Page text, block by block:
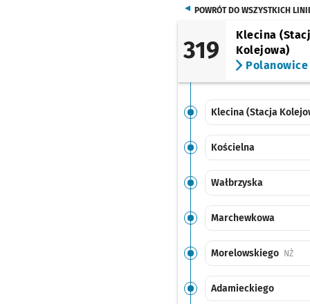
POWRÓT DO WSZYSTKICH LINII
319
Klecina
Kolejowa)
Polanowice
Klecina (Stacja
Kościelna
Wałbrzyska
Marchewkowa
Morelowskiego NŻ
Adamieckiego